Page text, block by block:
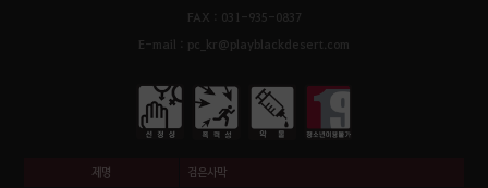
FAX : 031-935-0837
E-mail : pc_kr@playblackdesert.com
제명 검은사막